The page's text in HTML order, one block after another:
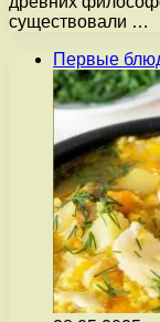
существовали …
Первые